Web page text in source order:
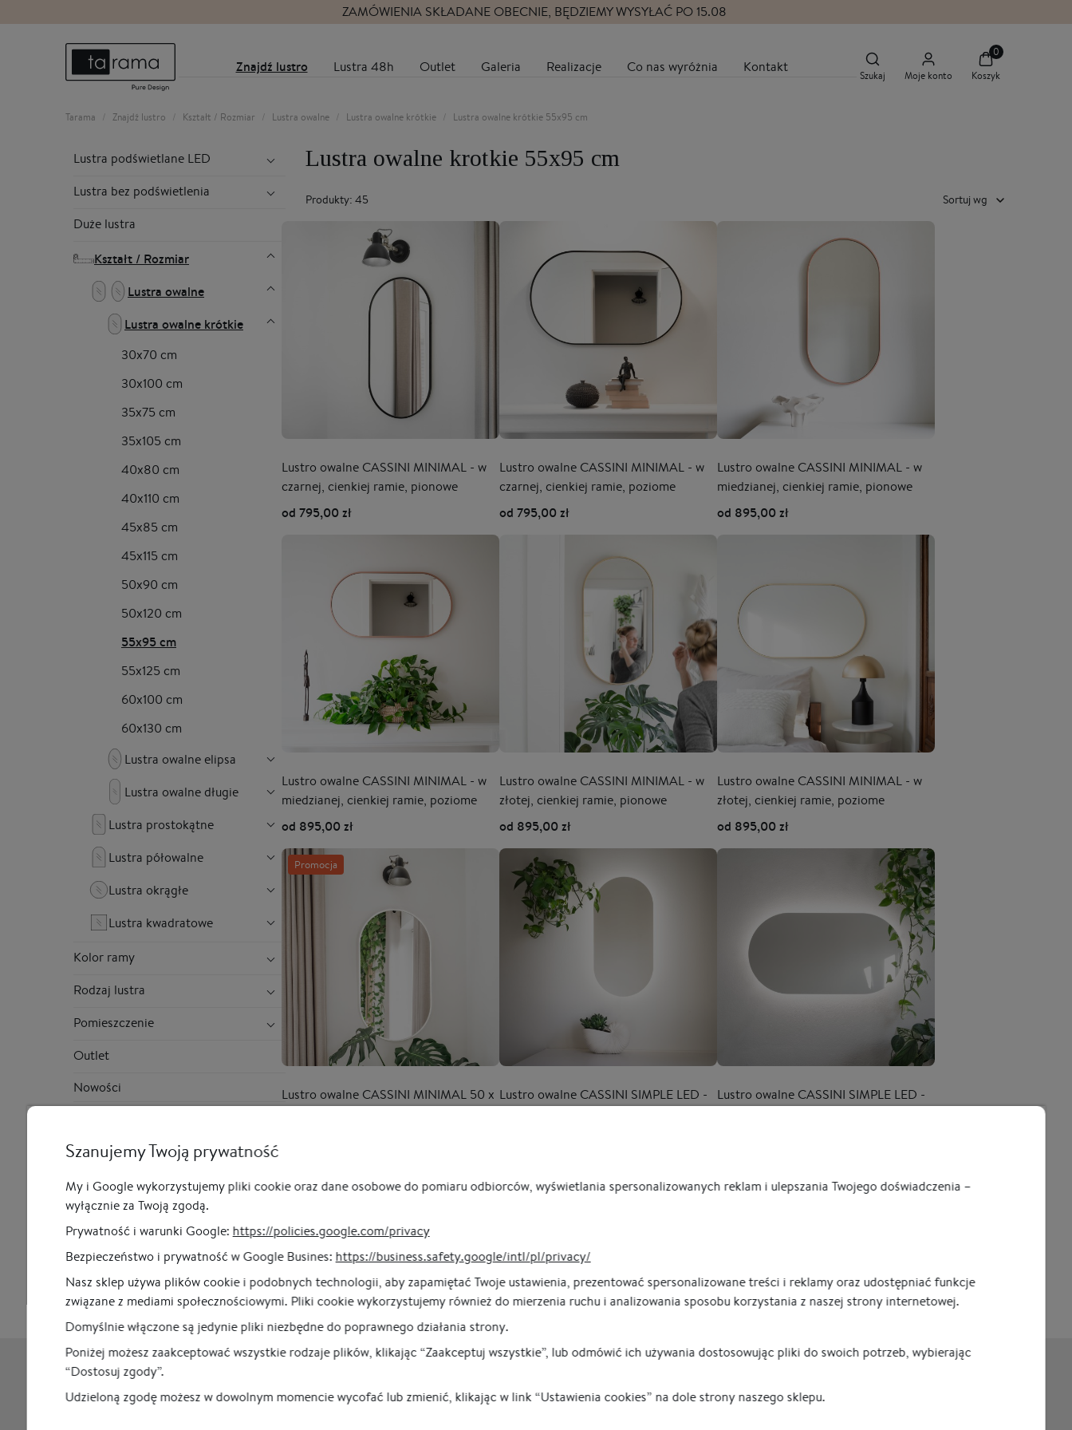
ZAMÓWIENIA SKŁADANE OBECNIE, BĘDZIEMY WYSYŁAĆ PO 15.08
Znajdź lustro Lustra 48h Outlet Galeria Realizacje Co nas wyróżnia Kontakt
Szukaj Moje konto Koszyk
Tarama Znajdź lustro Kształt / Rozmiar Lustra owalne Lustra owalne krótkie Lustra owalne krótkie 55x95 cm
Lustra podświetlane LED
Lustra bez podświetlenia
Duże lustra
Kształt / Rozmiar
Lustra owalne
Lustra owalne krótkie
30x70 cm
30x100 cm
35x75 cm
35x105 cm
40x80 cm
40x110 cm
45x85 cm
45x115 cm
50x90 cm
50x120 cm
55x95 cm
55x125 cm
60x100 cm
60x130 cm
Lustra owalne elipsa
Lustra owalne długie
Lustra prostokątne
Lustra półowalne
Lustra okrągłe
Lustra kwadratowe
Kolor ramy
Rodzaj lustra
Pomieszczenie
Outlet
Nowości
Lustra owalne krotkie 55x95 cm
Produkty: 45 Sortuj wg
Lustro owalne CASSINI MINIMAL - w
czarnej, cienkiej ramie, pionowe
od 795,00 zł
Lustro owalne CASSINI MINIMAL - w
czarnej, cienkiej ramie, poziome
od 795,00 zł
Lustro owalne CASSINI MINIMAL - w
miedzianej, cienkiej ramie, pionowe
od 895,00 zł
Lustro owalne CASSINI MINIMAL - w
miedzianej, cienkiej ramie, poziome
od 895,00 zł
Lustro owalne CASSINI MINIMAL - w
złotej, cienkiej ramie, pionowe
od 895,00 zł
Lustro owalne CASSINI MINIMAL - w
złotej, cienkiej ramie, poziome
od 895,00 zł
Lustro owalne CASSINI MINIMAL 50 x
Najniższa cena:1 345,00 zł
Promocja
Lustro owalne CASSINI SIMPLE LED -
Lustro owalne CASSINI SIMPLE LED -
Szanujemy Twoją prywatność
My i Google wykorzystujemy pliki cookie oraz dane osobowe do pomiaru odbiorców, wyświetlania spersonalizowanych reklam i ulepszania Twojego doświadczenia –
wyłącznie za Twoją zgodą.
Prywatność i warunki Google: https://policies.google.com/privacy
Bezpieczeństwo i prywatność w Google Busines: https://business.safety.google/intl/pl/privacy/
Nasz sklep używa plików cookie i podobnych technologii, aby zapamiętać Twoje ustawienia, prezentować spersonalizowane treści i reklamy oraz udostępniać funkcje
związane z mediami społecznościowymi. Pliki cookie wykorzystujemy również do mierzenia ruchu i analizowania sposobu korzystania z naszej strony internetowej.
Domyślnie włączone są jedynie pliki niezbędne do poprawnego działania strony.
Poniżej możesz zaakceptować wszystkie rodzaje plików, klikając “Zaakceptuj wszystkie”, lub odmówić ich używania dostosowując pliki do swoich potrzeb, wybierając
“Dostosuj zgody”.
Udzieloną zgodę możesz w dowolnym momencie wycofać lub zmienić, klikając w link “Ustawienia cookies” na dole strony naszego sklepu.